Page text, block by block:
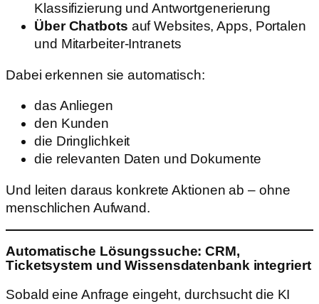
Klassifizierung und Antwortgenerierung
Über Chatbots auf Websites, Apps, Portalen
und Mitarbeiter-Intranets
Dabei erkennen sie automatisch:
das Anliegen
den Kunden
die Dringlichkeit
die relevanten Daten und Dokumente
Und leiten daraus konkrete Aktionen ab – ohne
menschlichen Aufwand.
Automatische Lösungssuche: CRM,
Ticketsystem und Wissensdatenbank integriert
Sobald eine Anfrage eingeht, durchsucht die KI